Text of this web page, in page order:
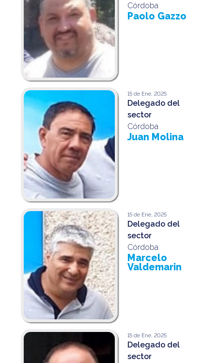
Córdoba
Paolo Gazzo
15 de Ene, 2025
Delegado del
sector
Córdoba
Juan Molina
15 de Ene, 2025
Delegado del
sector
Córdoba
Marcelo
Valdemarin
15 de Ene, 2025
Delegado del
sector